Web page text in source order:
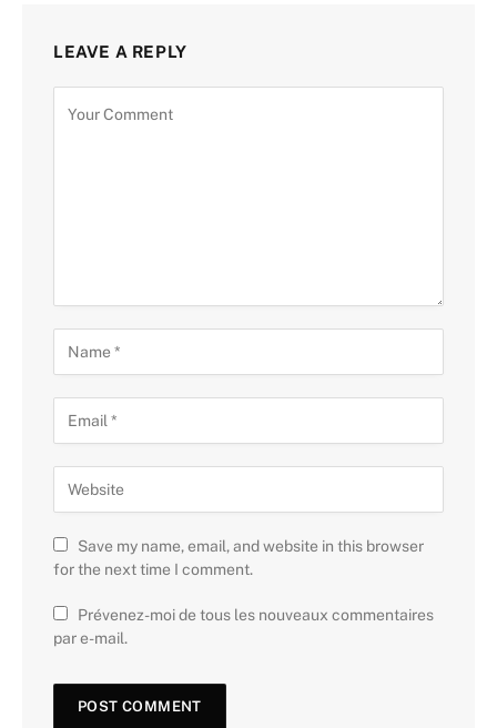
LEAVE A REPLY
Save my name, email, and website in this browser
for the next time I comment.
Prévenez-moi de tous les nouveaux commentaires
par e-mail.